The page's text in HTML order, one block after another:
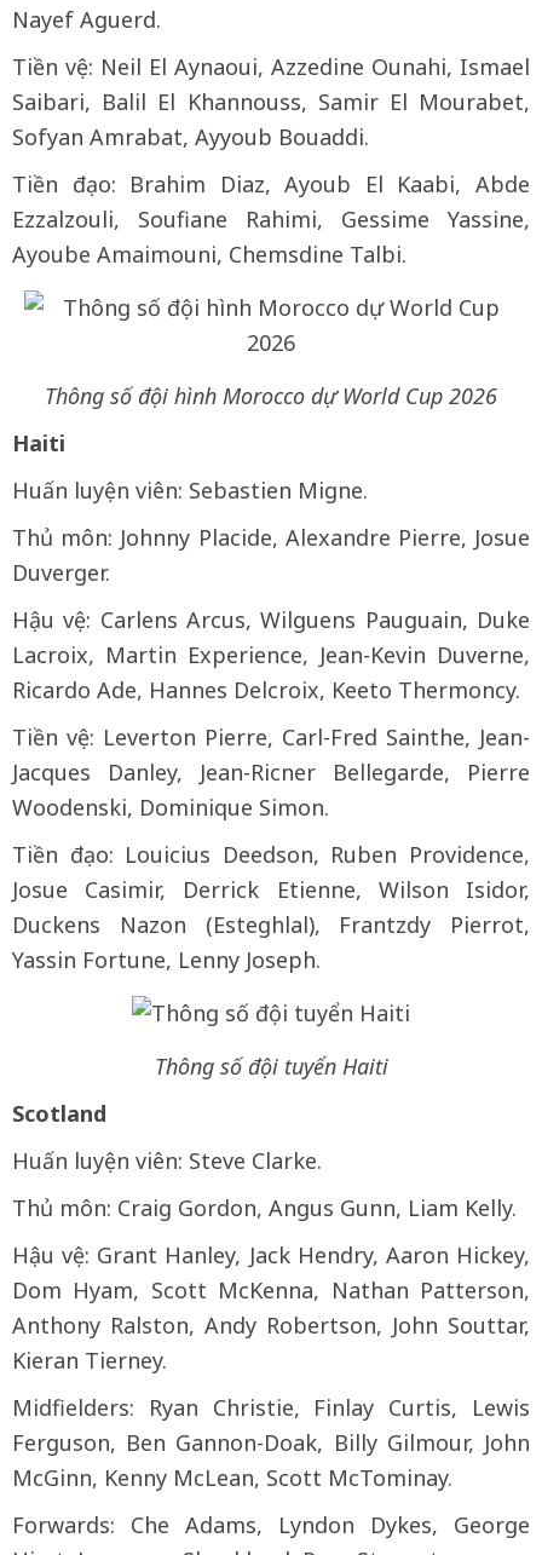
Nayef Aguerd.
Tiền vệ: Neil El Aynaoui, Azzedine Ounahi, Ismael
Saibari, Balil El Khannouss, Samir El Mourabet,
Sofyan Amrabat, Ayyoub Bouaddi.
Tiền đạo: Brahim Diaz, Ayoub El Kaabi, Abde
Ezzalzouli, Soufiane Rahimi, Gessime Yassine,
Ayoube Amaimouni, Chemsdine Talbi.
Thông số đội hình Morocco dự World Cup 2026
Haiti
Huấn luyện viên: Sebastien Migne.
Thủ môn: Johnny Placide, Alexandre Pierre, Josue
Duverger.
Hậu vệ: Carlens Arcus, Wilguens Pauguain, Duke
Lacroix, Martin Experience, Jean-Kevin Duverne,
Ricardo Ade, Hannes Delcroix, Keeto Thermoncy.
Tiền vệ: Leverton Pierre, Carl-Fred Sainthe, Jean-
Jacques Danley, Jean-Ricner Bellegarde, Pierre
Woodenski, Dominique Simon.
Tiền đạo: Louicius Deedson, Ruben Providence,
Josue Casimir, Derrick Etienne, Wilson Isidor,
Duckens Nazon (Esteghlal), Frantzdy Pierrot,
Yassin Fortune, Lenny Joseph.
Thông số đội tuyển Haiti
Scotland
Huấn luyện viên: Steve Clarke.
Thủ môn: Craig Gordon, Angus Gunn, Liam Kelly.
Hậu vệ: Grant Hanley, Jack Hendry, Aaron Hickey,
Dom Hyam, Scott McKenna, Nathan Patterson,
Anthony Ralston, Andy Robertson, John Souttar,
Kieran Tierney.
Midfielders: Ryan Christie, Finlay Curtis, Lewis
Ferguson, Ben Gannon-Doak, Billy Gilmour, John
McGinn, Kenny McLean, Scott McTominay.
Forwards: Che Adams, Lyndon Dykes, George